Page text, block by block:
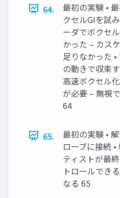
64.
最初の実験 •
クセルGIを試
ーダでボクセ
かった – カス
足りなかった
の動きで収束
高速ボクセル
が必要 – 無視
64
65.
最初の実験 •
ローブに接続
ティストが最
トロールでき
なる 65